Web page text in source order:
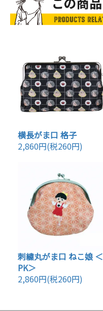
横長がま口 格子
2,860円(税260円)
刺繍丸がま口 ねこ娘 ＜
PK＞
2,860円(税260円)